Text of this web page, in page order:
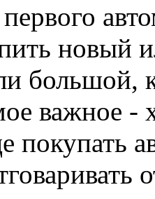
новый
большой,
важное -
покупать